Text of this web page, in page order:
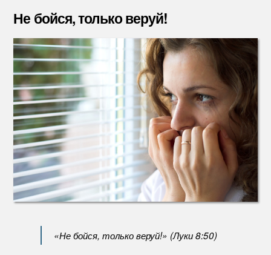
веруй!
Не бойся, только веруй!
«Не бойся, только веруй!» (Луки 8:50)